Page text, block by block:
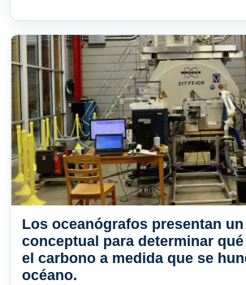
Los oceanógrafos presentan
conceptual para determinar
el carbono a medida que se
océano.